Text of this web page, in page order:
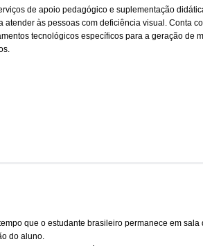
de apoio pedagógico e suplementação
atender às pessoas com deficiência visual. Conta
tecnológicos específicos para a geração de
que o estudante brasileiro permanece em sala
do aluno.